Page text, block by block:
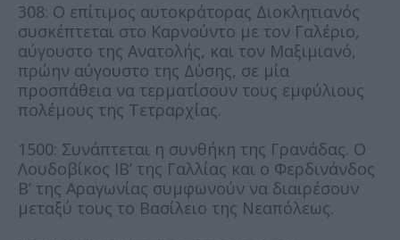
308: Ο επίτιμος αυτοκράτορας Διοκλητιανός
συσκέπτεται στο Καρνούντο με τον Γαλέριο,
αύγουστο της Ανατολής, και τον Μαξιμιανό,
πρώην αύγουστο της Δύσης, σε μία
προσπάθεια να τερματίσουν τους εμφύλιους
πολέμους της Τετραρχίας.
1500: Συνάπτεται η συνθήκη της Γρανάδας. Ο
Λουδοβίκος ΙΒ’ της Γαλλίας και ο Φερδινάνδος
Β’ της Αραγωνίας συμφωνούν να διαιρέσουν
μεταξύ τους το Βασίλειο της Νεαπόλεως.